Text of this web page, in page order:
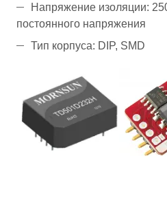
Напряжение изоляции:
постоянного напряжения
Тип корпуса: DIP, SMD